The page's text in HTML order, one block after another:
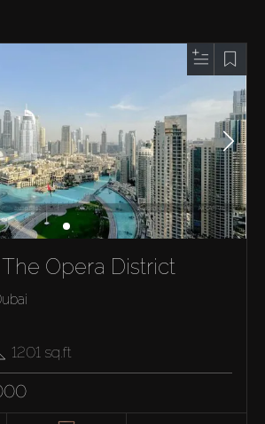
Opera District
1201 sq.ft